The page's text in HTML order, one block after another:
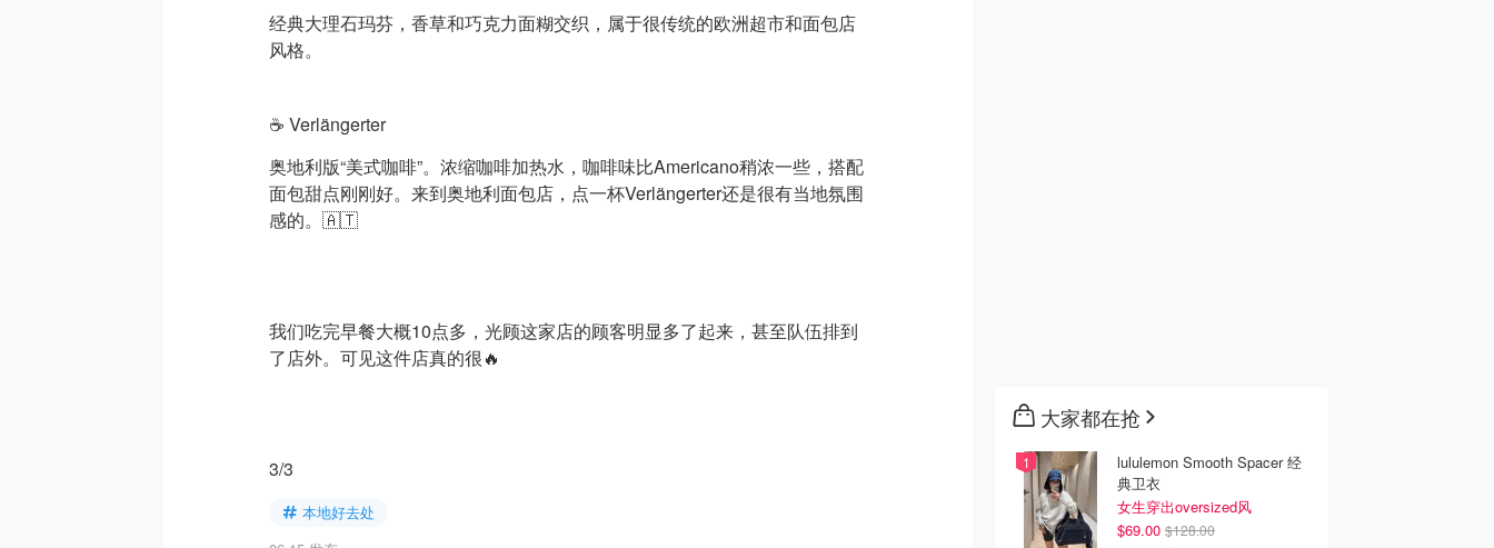
经典大理石玛芬，香草和巧克力面糊交织，属于很传统的欧洲超市和面包店
风格。
☕ Verlängerter
奥地利版“美式咖啡”。浓缩咖啡加热水，咖啡味比Americano稍浓一些，搭配
面包甜点刚刚好。来到奥地利面包店，点一杯Verlängerter还是很有当地氛围
感的。🇦🇹
我们吃完早餐大概10点多，光顾这家店的顾客明显多了起来，甚至队伍排到
了店外。可见这件店真的很🔥
3/3
本地好去处
大家都在抢
lululemon Smooth Spacer 经
典卫衣
女生穿出oversized风
$69.00 $128.00